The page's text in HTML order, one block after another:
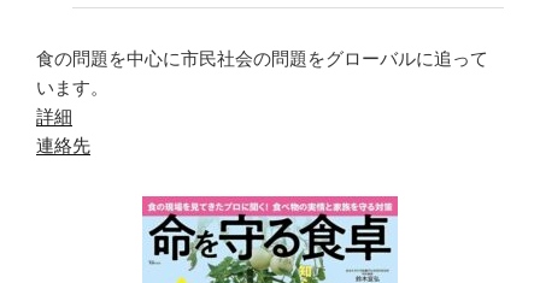
食の問題を中心に市民社会の問題をグローバルに追って
います。
詳細
連絡先